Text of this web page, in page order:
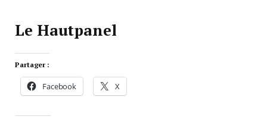
Le Hautpanel
Partager :
Facebook X